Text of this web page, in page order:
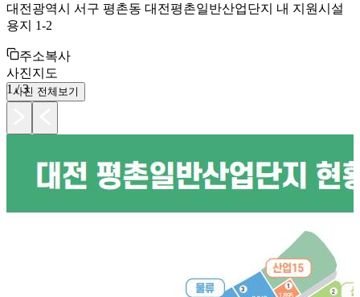
대전광역시 서구 평촌동 대전평촌일반산업단지 내 지원시설
용지 1-2
주소복사
사진지도
1 /3
사진 전체보기